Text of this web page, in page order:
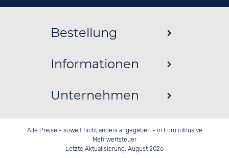
Bestellung
Informationen
Unternehmen
Alle Preise - soweit nicht anders angegeben - in Euro inklusive
Mehrwertsteuer
Letzte Aktualisierung: August 2026